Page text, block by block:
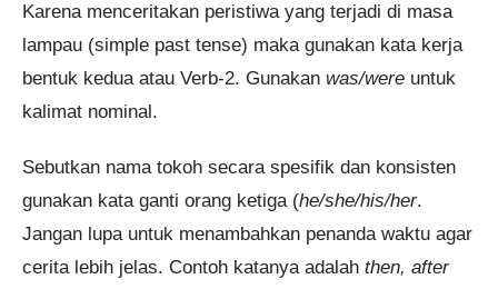
Karena menceritakan peristiwa yang terjadi di masa
lampau (simple past tense) maka gunakan kata kerja
bentuk kedua atau Verb-2. Gunakan was/were untuk
kalimat nominal.
Sebutkan nama tokoh secara spesifik dan konsisten
gunakan kata ganti orang ketiga (he/she/his/her.
Jangan lupa untuk menambahkan penanda waktu agar
cerita lebih jelas. Contoh katanya adalah then, after